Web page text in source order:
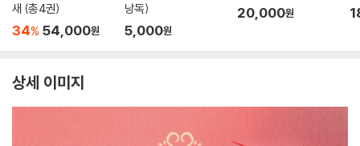
새 (총4권)
34% 54,000원
낭독)
5,000원
20,000원
상세 이미지